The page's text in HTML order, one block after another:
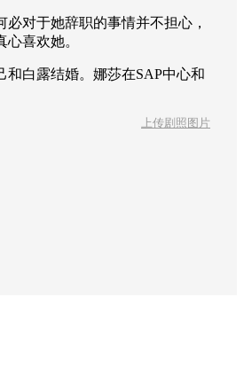
对于她辞职的事情并不担心，
喜欢她。
白露结婚。娜莎在SAP中心和
上传剧照图片